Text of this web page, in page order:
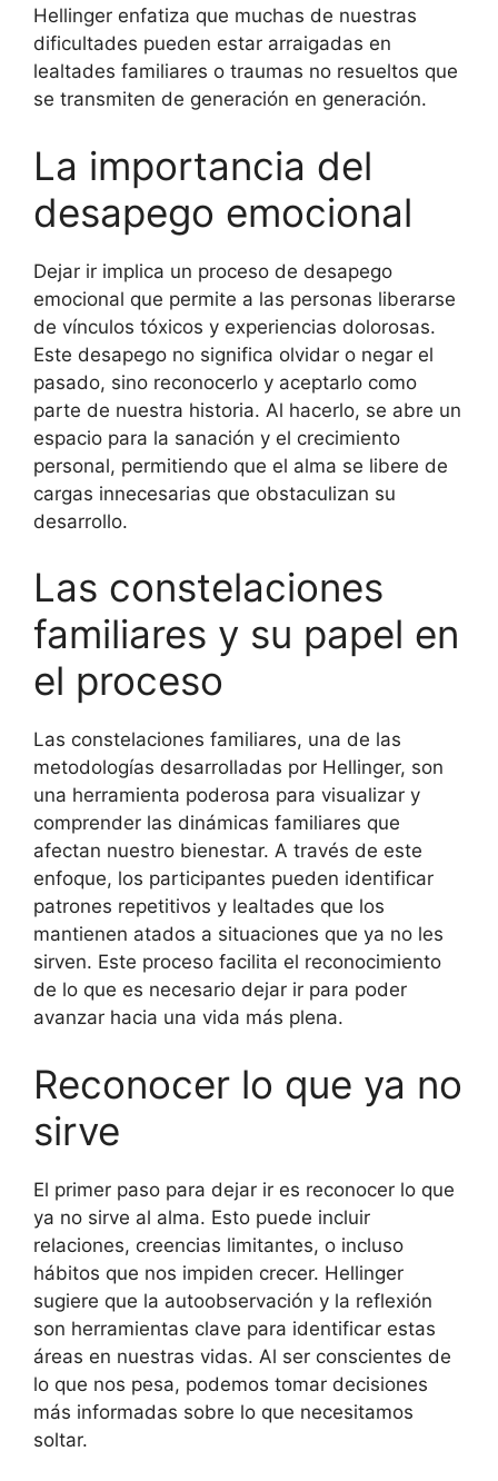
Hellinger enfatiza que muchas de nuestras
dificultades pueden estar arraigadas en
lealtades familiares o traumas no resueltos que
se transmiten de generación en generación.
La importancia del
desapego emocional
Dejar ir implica un proceso de desapego
emocional que permite a las personas liberarse
de vínculos tóxicos y experiencias dolorosas.
Este desapego no significa olvidar o negar el
pasado, sino reconocerlo y aceptarlo como
parte de nuestra historia. Al hacerlo, se abre un
espacio para la sanación y el crecimiento
personal, permitiendo que el alma se libere de
cargas innecesarias que obstaculizan su
desarrollo.
Las constelaciones
familiares y su papel en
el proceso
Las constelaciones familiares, una de las
metodologías desarrolladas por Hellinger, son
una herramienta poderosa para visualizar y
comprender las dinámicas familiares que
afectan nuestro bienestar. A través de este
enfoque, los participantes pueden identificar
patrones repetitivos y lealtades que los
mantienen atados a situaciones que ya no les
sirven. Este proceso facilita el reconocimiento
de lo que es necesario dejar ir para poder
avanzar hacia una vida más plena.
Reconocer lo que ya no
sirve
El primer paso para dejar ir es reconocer lo que
ya no sirve al alma. Esto puede incluir
relaciones, creencias limitantes, o incluso
hábitos que nos impiden crecer. Hellinger
sugiere que la autoobservación y la reflexión
son herramientas clave para identificar estas
áreas en nuestras vidas. Al ser conscientes de
lo que nos pesa, podemos tomar decisiones
más informadas sobre lo que necesitamos
soltar.